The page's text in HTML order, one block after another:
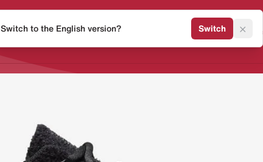
Release Kalender Sneaker
Switch to the English version? Switch ×